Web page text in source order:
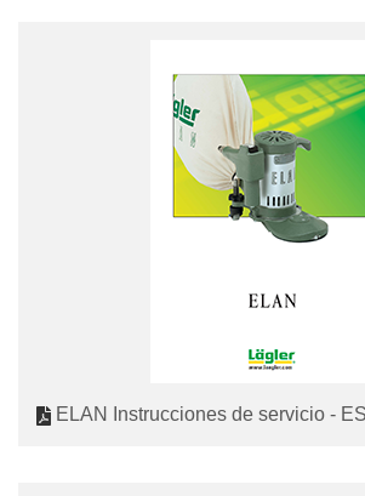
ELAN Instrucciones de servicio -